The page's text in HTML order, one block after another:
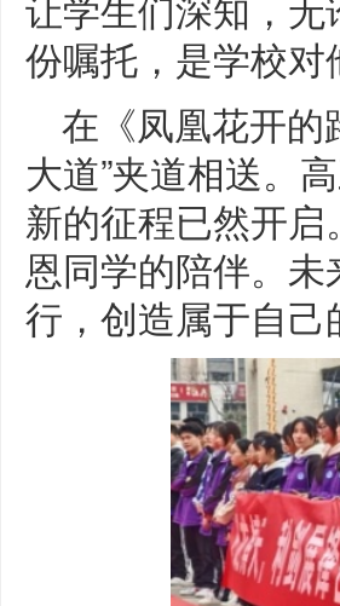
份嘱托，是学校
在《凤凰花开的
大道”夹道相送。
新的征程已然开
恩同学的陪伴。
行，创造属于自己